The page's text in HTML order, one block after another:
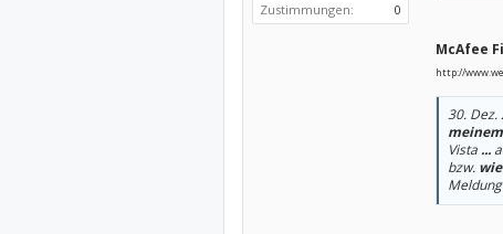
Zustimmungen:
0
McAfee
http://
30. Dez.
Vista ...
bzw.
Meldung